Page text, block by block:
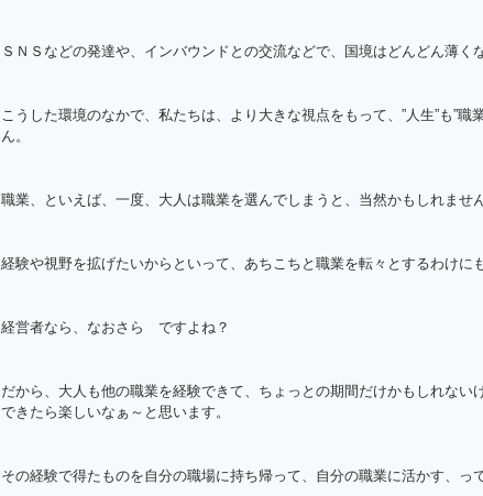
ＳＮＳなどの発達や、インバウンドとの交流などで、国境はどんどん薄く
こうした環境のなかで、私たちは、より大きな視点をもって、”人生”も”職
ん。
職業、といえば、一度、大人は職業を選んでしまうと、当然かもしれませ
経験や視野を拡げたいからといって、あちこちと職業を転々とするわけに
経営者なら、なおさら ですよね？
だから、大人も他の職業を経験できて、ちょっとの期間だけかもしれない
できたら楽しいなぁ～と思います。
その経験で得たものを自分の職場に持ち帰って、自分の職業に活かす、っ